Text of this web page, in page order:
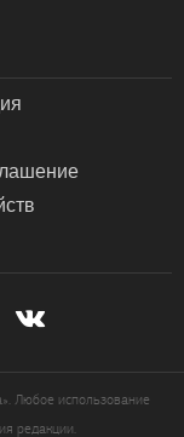
Любое использование
редакции.